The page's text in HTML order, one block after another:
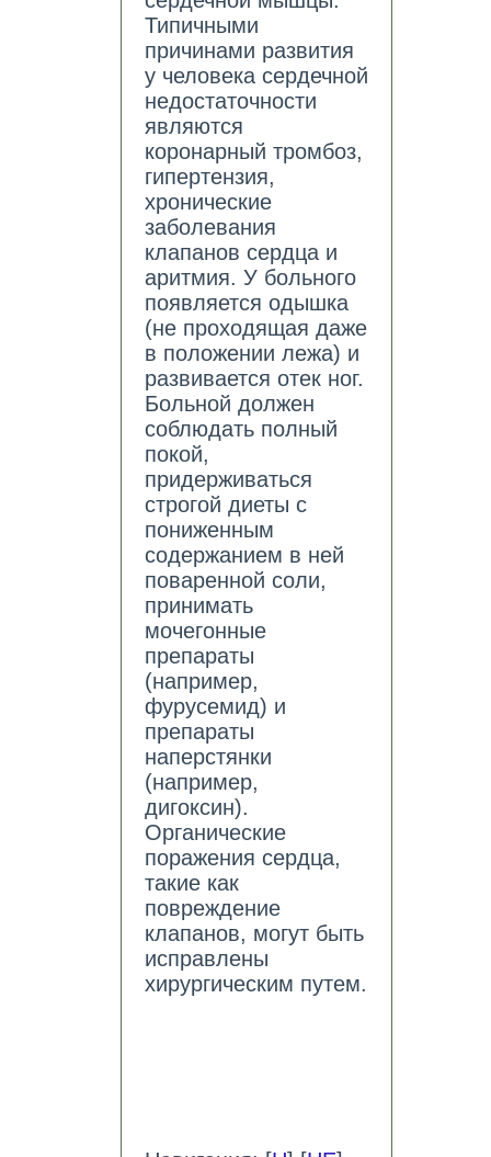
Типичными
причинами развития
у человека сердечной
недостаточности
являются
коронарный тромбоз,
гипертензия,
хронические
заболевания
клапанов сердца и
аритмия. У больного
появляется одышка
(не проходящая даже
в положении лежа) и
развивается отек ног.
Больной должен
соблюдать полный
покой,
придерживаться
строгой диеты с
пониженным
содержанием в ней
поваренной соли,
принимать
мочегонные
препараты
(например,
фурусемид) и
препараты
наперстянки
(например,
дигоксин).
Органические
поражения сердца,
такие как
повреждение
клапанов, могут быть
исправлены
хирургическим путем.